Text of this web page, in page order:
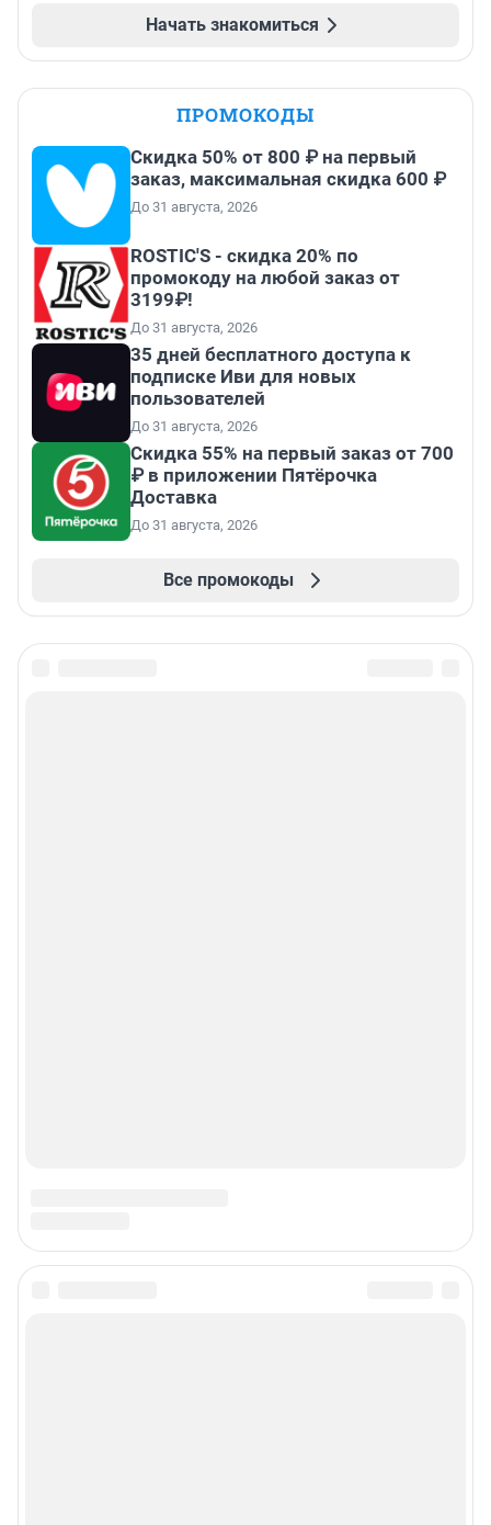
Начать знакомиться
ПРОМОКОДЫ
Скидка 50% от 800 ₽ на первый
заказ, максимальная скидка 600 ₽
До 31 августа, 2026
ROSTIC'S - скидка 20% по
промокоду на любой заказ от
3199₽!
До 31 августа, 2026
35 дней бесплатного доступа к
подписке Иви для новых
пользователей
До 31 августа, 2026
Скидка 55% на первый заказ от 700
₽ в приложении Пятёрочка
Доставка
До 31 августа, 2026
Все промокоды